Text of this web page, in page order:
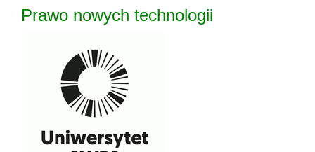
Prawo nowych technologii